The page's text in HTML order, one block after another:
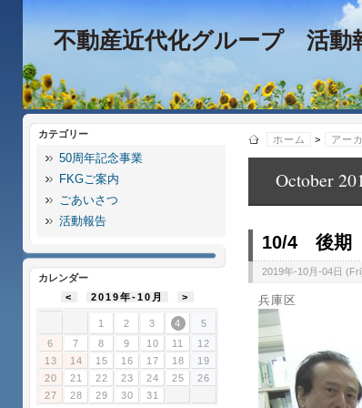
不動産近代化グループ 活動
ホーム > アー
October
10/4 後期
2019年-10月-04日
兵庫区
カテゴリー
50周年記念事業
FKGご案内
ごあいさつ
活動報告
カレンダー
<
2019年-10月 >
1 2 3 4
5
6
7 8 9 10 11
12
13
14 15 16 17 18
19
20
21 22 23 24 25
26
27
28 29 30 31